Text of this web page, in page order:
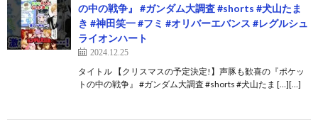
の中の戦争』 #ガンダム大調査 #shorts #犬山たま
き #神田笑一 #フミ #オリバーエバンス #レグルシュ
ライオンハート
2024.12.25
タイトル 【クリスマスの予定決定!】声豚も歓喜の『ポケッ
トの中の戦争』 #ガンダム大調査 #shorts #犬山たま […][…]